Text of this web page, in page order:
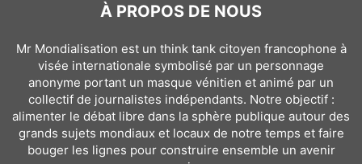
À PROPOS DE NOUS
Mr Mondialisation est un think tank citoyen francophone à
visée internationale symbolisé par un personnage
anonyme portant un masque vénitien et animé par un
collectif de journalistes indépendants. Notre objectif :
alimenter le débat libre dans la sphère publique autour des
grands sujets mondiaux et locaux de notre temps et faire
bouger les lignes pour construire ensemble un avenir